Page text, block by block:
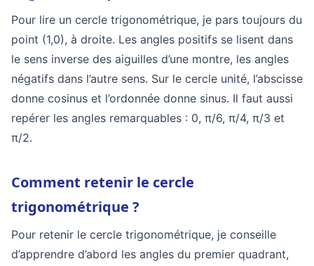
Pour lire un cercle trigonométrique, je pars toujours du
point (1,0), à droite. Les angles positifs se lisent dans
le sens inverse des aiguilles d’une montre, les angles
négatifs dans l’autre sens. Sur le cercle unité, l’abscisse
donne cosinus et l’ordonnée donne sinus. Il faut aussi
repérer les angles remarquables : 0, π/6, π/4, π/3 et
π/2.
Comment retenir le cercle
trigonométrique ?
Pour retenir le cercle trigonométrique, je conseille
d’apprendre d’abord les angles du premier quadrant,